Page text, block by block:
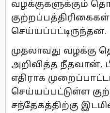
வழக்குகளுக்கும்
செய்யப்பட்டிருந்தன.
முதலாவது வழக்கு
அறிவித்த நீதவான்,
எதிராக
செய்யப்பட்டுள்ள
சந்தேகத்திற்கு